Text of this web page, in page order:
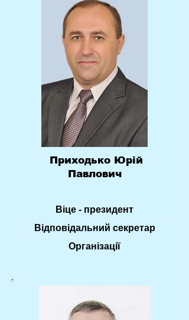
Приходько Юрій
Павлович
Віце - президент
Відповідальний секретар
Організації